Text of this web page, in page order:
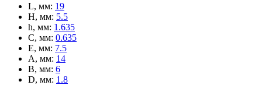
L, мм: 19
H, мм: 5.5
h, мм: 1.635
C, мм: 0.635
E, мм: 7.5
A, мм: 14
B, мм: 6
D, мм: 1.8